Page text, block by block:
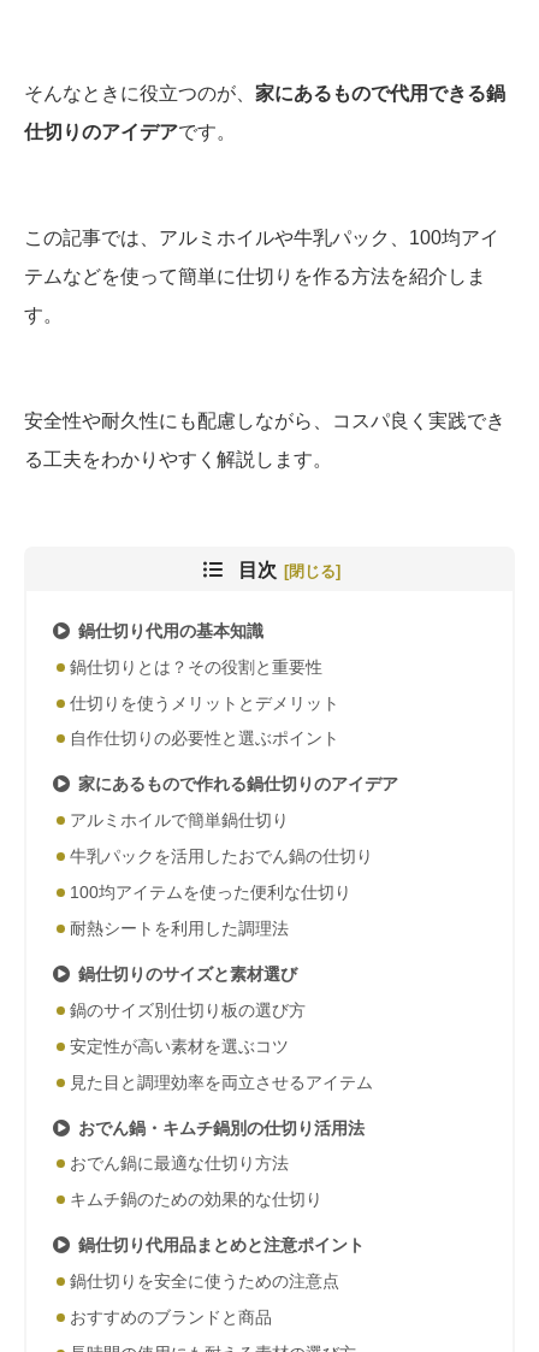
そんなときに役立つのが、 家にあるもので代用できる鍋
仕切りのアイデアです。
この記事では、アルミホイルや牛乳パック、100均アイ
テムなどを使って簡単に仕切りを作る方法を紹介しま
す。
安全性や耐久性にも配慮しながら、コスパ良く実践でき
る工夫をわかりやすく解説します。
目次
鍋仕切り代用の基本知識
鍋仕切りとは？その役割と重要性
仕切りを使うメリットとデメリット
自作仕切りの必要性と選ぶポイント
家にあるもので作れる鍋仕切りのアイデア
アルミホイルで簡単鍋仕切り
牛乳パックを活用したおでん鍋の仕切り
100均アイテムを使った便利な仕切り
耐熱シートを利用した調理法
鍋仕切りのサイズと素材選び
鍋のサイズ別仕切り板の選び方
安定性が高い素材を選ぶコツ
見た目と調理効率を両立させるアイテム
おでん鍋・キムチ鍋別の仕切り活用法
おでん鍋に最適な仕切り方法
キムチ鍋のための効果的な仕切り
鍋仕切り代用品まとめと注意ポイント
鍋仕切りを安全に使うための注意点
おすすめのブランドと商品